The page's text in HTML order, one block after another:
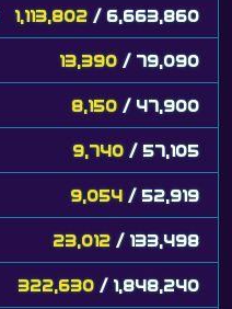
1,113,802 / 6,663,860
13,390 / 79,090
8,150 / 47,900
9,740 / 57,105
9,054 / 52,919
23,012 / 133,498
322,630 / 1,848,240